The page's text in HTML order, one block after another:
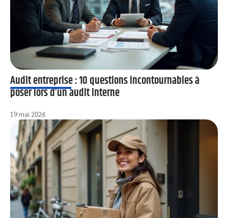
Audit entreprise : 10 questions incontournables à
poser lors d’un audit interne
19 mai 2026